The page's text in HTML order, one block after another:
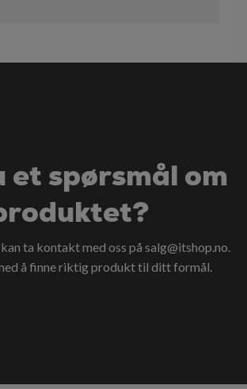
et spørsmål om
ta kontakt med oss på salg@itshop.no.
å finne riktig produkt til ditt formål.